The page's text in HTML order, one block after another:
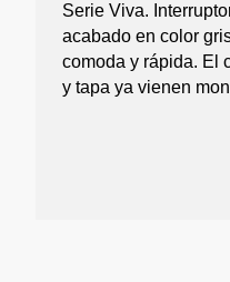
Serie Viva.
acabado en color
comoda y rápida. El
y tapa ya vienen